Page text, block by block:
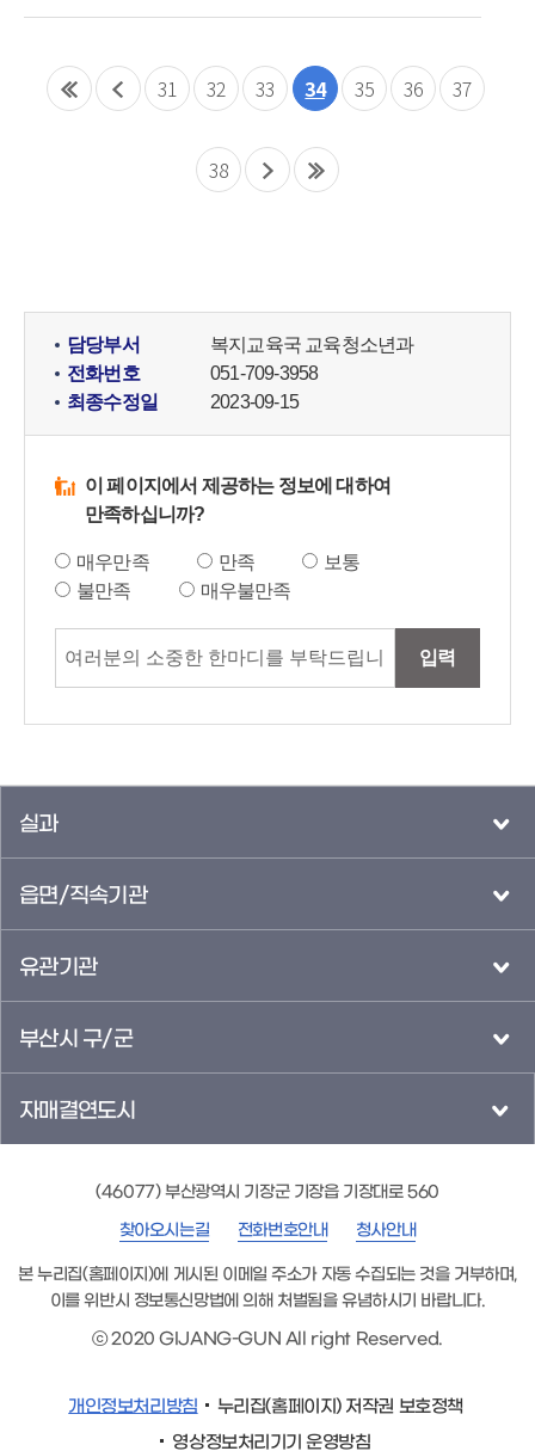
31 32 33 34 35 36 37
38
담당부서
복지교육국 교육청소년과
전화번호
051-709-3958
최종수정일
2023-09-15
이 페이지에서 제공하는 정보에 대하여
만족하십니까?
매우만족 만족
보통
불만족
매우불만족
입력
실과
읍면/직속기관
유관기관
부산시 구/군
자매결연도시
(46077) 부산광역시 기장군 기장읍 기장대로 560
찾아오시는길
전화번호안내 청사안내
본 누리집(홈페이지)에 게시된 이메일 주소가 자동 수집되는 것을 거부하며,
이를 위반시 정보통신망법에 의해 처벌됨을 유념하시기 바랍니다.
ⓒ 2020 GIJANG-GUN All right Reserved.
개인정보처리방침
누리집(홈페이지) 저작권 보호정책
영상정보처리기기 운영방침